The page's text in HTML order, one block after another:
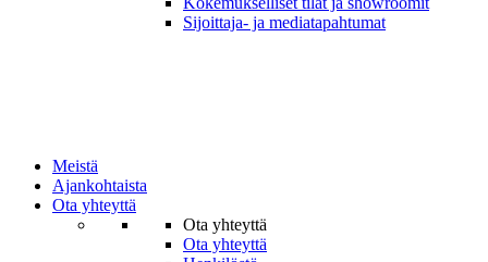
Sijoittaja- ja media­tapahtumat
Meistä
Ajankohtaista
Ota yhteyttä
Ota yhteyttä
Ota yhteyttä